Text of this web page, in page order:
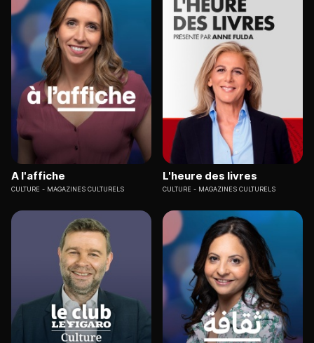
A l'affiche
CULTURE MAGAZINES CULTURELS
L'heure des livres
CULTURE MAGAZINES CULTURELS